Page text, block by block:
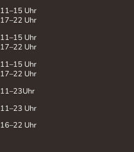
11–15 Uhr
17–22 Uhr
11–15 Uhr
17–22 Uhr
11–15 Uhr
17–22 Uhr
11–23Uhr
11–23 Uhr
16–22 Uhr